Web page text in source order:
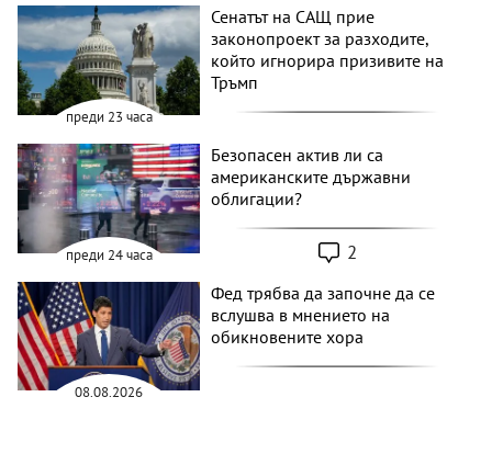
преди 23 часа
Сенатът на САЩ прие
законопроект за разходите,
който игнорира призивите на
Тръмп
преди 24 часа
Безопасен актив ли са
американските държавни
облигации?
2
08.08.2026
Фед трябва да започне да се
вслушва в мнението на
обикновените хора